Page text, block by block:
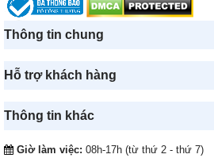
Thông tin chung
Hỗ trợ khách hàng
Thông tin khác
Giờ làm việc: 08h-17h (từ thứ 2 - thứ 7)